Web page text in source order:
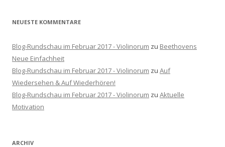
NEUESTE KOMMENTARE
Blog-Rundschau im Februar 2017 - Violinorum zu Beethovens
Neue Einfachheit
Blog-Rundschau im Februar 2017 - Violinorum zu Auf
Wiedersehen & Auf Wiederhören!
Blog-Rundschau im Februar 2017 - Violinorum zu Aktuelle
Motivation
ARCHIV